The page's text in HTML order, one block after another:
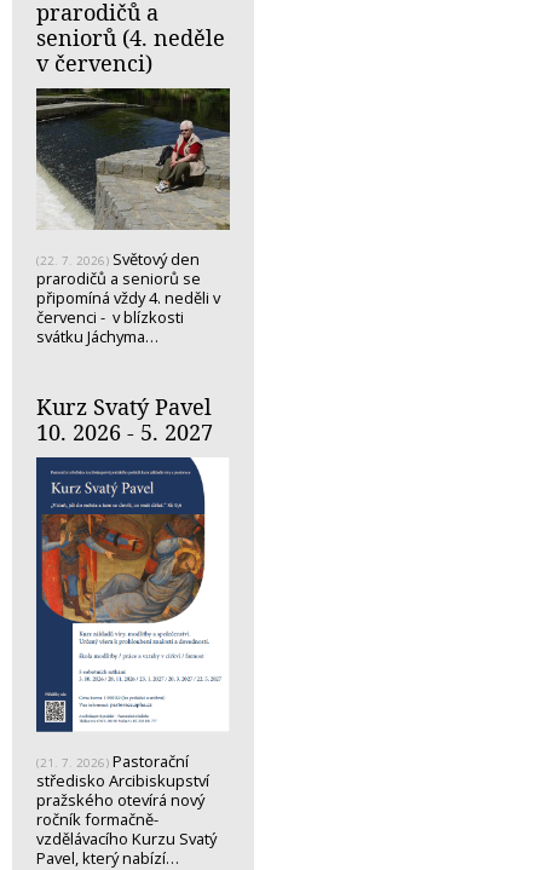
prarodičů a
seniorů (4. neděle
v červenci)
(22. 7. 2026) Světový den
prarodičů a seniorů se
připomíná vždy 4. neděli v
červenci - v blízkosti
svátku Jáchyma…
Kurz Svatý Pavel
10. 2026 - 5. 2027
(21. 7. 2026) Pastorační
středisko Arcibiskupství
pražského otevírá nový
ročník formačně-
vzdělávacího Kurzu Svatý
Pavel, který nabízí…